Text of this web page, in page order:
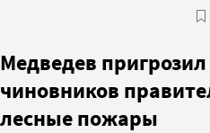
Медведев
чиновников
лесные пожары